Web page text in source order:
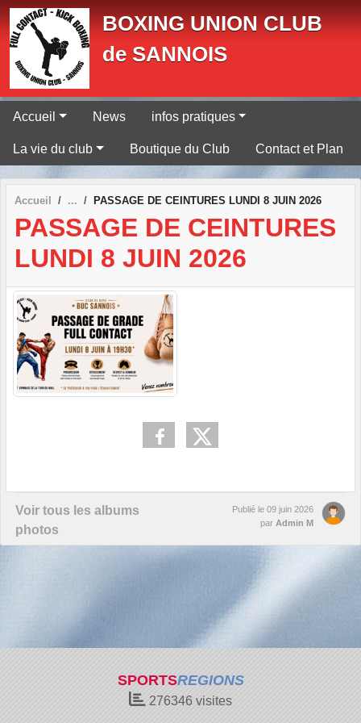
BOXING UNION CLUB
de SANNOIS
Accueil News infos pratiques
La vie du club Boutique du Club Contact et Plan
Accueil PASSAGE DE CEINTURES LUNDI 8 JUIN 2026
PASSAGE DE CEINTURES
LUNDI 8 JUIN 2026
Voir tous les albums
photos
Publié le 09 juin 2026
par Admin M
SPORTSREGIONS
276346 visites
Panneau de gestion des cookies